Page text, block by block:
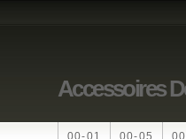
Accessoires
00-01 00-05